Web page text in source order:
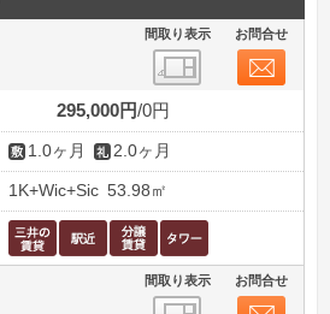
間取り表示 お問合せ
295,000円 0円
1.0ヶ月 2.0ヶ月
1K+Wic+Sic 53.98㎡
間取り表示 お問合せ